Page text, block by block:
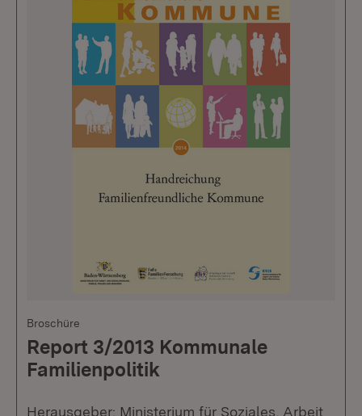
Broschüre
Report 3/2013 Kommunale
Familienpolitik
Herausgeber: Ministerium für Soziales, Arbeit